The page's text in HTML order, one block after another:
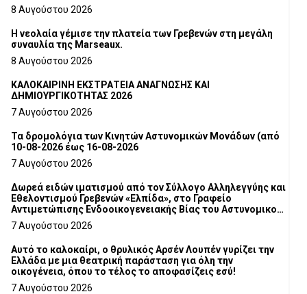
8 Αυγούστου 2026
Η νεολαία γέμισε την πλατεία των Γρεβενών στη μεγάλη
συναυλία της Marseaux.
8 Αυγούστου 2026
ΚΑΛΟΚΑΙΡΙΝΗ ΕΚΣΤΡΑΤΕΙΑ ΑΝΑΓΝΩΣΗΣ ΚΑΙ
ΔΗΜΙΟΥΡΓΙΚΟΤΗΤΑΣ 2026
7 Αυγούστου 2026
Τα δρομολόγια των Κινητών Αστυνομικών Μονάδων (από
10-08-2026 έως 16-08-2026
7 Αυγούστου 2026
Δωρεά ειδών ιματισμού από τον Σύλλογο Αλληλεγγύης και
Εθελοντισμού Γρεβενών «Ελπίδα», στο Γραφείο
Αντιμετώπισης Ενδοοικογενειακής Βίας του Αστυνομικού
Τμήματος Γρεβενών
7 Αυγούστου 2026
Αυτό το καλοκαίρι, ο θρυλικός Αρσέν Λουπέν γυρίζει την
Ελλάδα με μια θεατρική παράσταση για όλη την
οικογένεια, όπου το τέλος το αποφασίζεις εσύ!
7 Αυγούστου 2026